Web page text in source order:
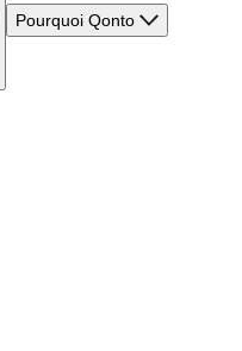
Pourquoi Qonto